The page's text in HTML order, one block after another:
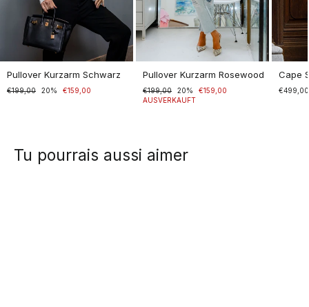
Pullover Kurzarm Schwarz
Normaler
€199,00
Sonderpreis20% €159,00
Pullover Kurzarm Rosewood
Normaler
Preis
€199,00
Sonderpreis20%
€159,00
AUSVERKAUFT
Cape
€499,00
Tu pourrais aussi aimer